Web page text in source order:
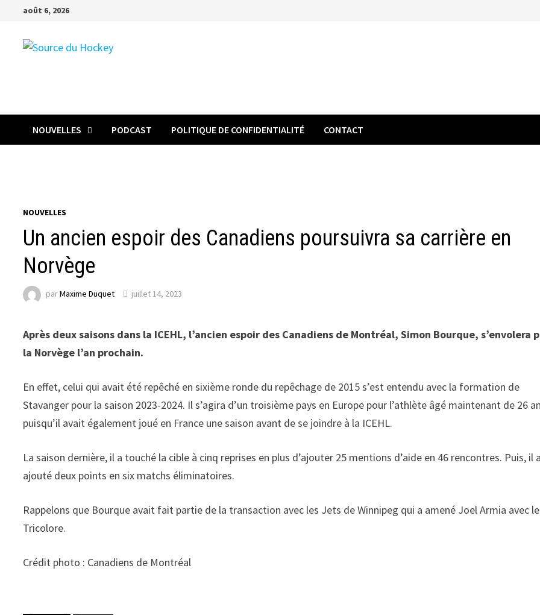
Passer
contenu
août 6, 2026
NOUVELLES PODCAST POLITIQUE DE CONFIDENTIALITÉ CONTACT
NOUVELLES
Un ancien espoir des Canadiens poursuivra sa carrière en
Norvège
parMaxime Duquet juillet 14, 2023
Après deux saisons dans la ICEHL, l’ancien espoir des Canadiens de Montréal, Simon Bourque, s’envolera
la Norvège l’an prochain.
En effet, celui qui avait été repêché en sixième ronde du repêchage de 2015 s’est entendu avec la formation de
Stavanger pour la saison 2023-2024. Il s’agira d’un troisième pays en Europe pour l’athlète âgé maintenant de 26
puisqu’il avait également joué en France une saison avant de se joindre à la ICEHL.
La saison dernière, il a touché la cible à cinq reprises en plus d’ajouter 25 mentions d’aide en 46 rencontres. Puis, il
ajouté deux points en six matchs éliminatoires.
Rappelons que Bourque avait fait partie de la transaction avec les Jets de Winnipeg qui a amené Joel Armia avec le
Tricolore.
Crédit photo : Canadiens de Montréal